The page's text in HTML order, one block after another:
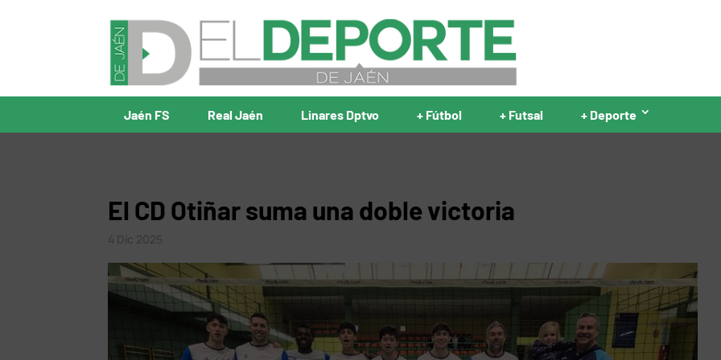
Jaén FS Real Jaén Linares Dptvo + Fútbol + Futsal + Deporte
El CD Otiñar suma una doble victoria